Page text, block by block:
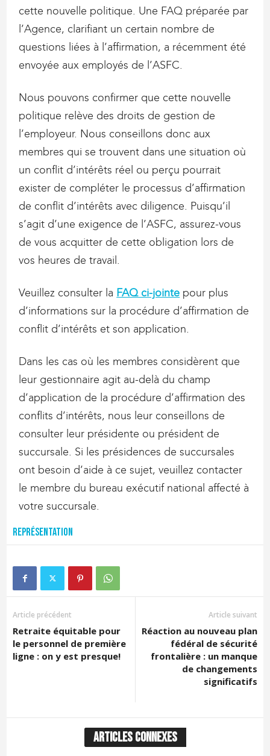
cette nouvelle politique. Une FAQ préparée par
l’Agence, clarifiant un certain nombre de
questions liées à l’affirmation, a récemment été
envoyée aux employés de l’ASFC.
Nous pouvons confirmer que cette nouvelle
politique relève des droits de gestion de
l’employeur. Nous conseillons donc aux
membres qui se trouvent dans une situation où
un conflit d’intérêts réel ou perçu pourrait
exister de compléter le processus d’affirmation
de conflit d’intérêts avec diligence. Puisqu’il
s’agit d’une exigence de l’ASFC, assurez-vous
de vous acquitter de cette obligation lors de
vos heures de travail.
Veuillez consulter la FAQ ci-jointe pour plus
d’informations sur la procédure d’affirmation de
conflit d’intérêts et son application.
Dans les cas où les membres considèrent que
leur gestionnaire agit au-delà du champ
d’application de la procédure d’affirmation des
conflits d’intérêts, nous leur conseillons de
consulter leur présidente ou président de
succursale. Si les présidences de succursales
ont besoin d’aide à ce sujet, veuillez contacter
le membre du bureau exécutif national affecté à
votre succursale.
Représentation
Article précédent
Retraite équitable pour
le personnel de première
ligne : on y est presque!
Article suivant
Réaction au nouveau plan
fédéral de sécurité
frontalière : un manque
de changements
significatifs
ARTICLES CONNEXES